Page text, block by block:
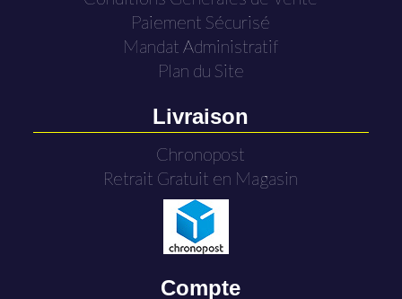
Paiement Sécurisé
Mandat Administratif
Plan du Site
Livraison
Chronopost
Retrait Gratuit en Magasin
Compte